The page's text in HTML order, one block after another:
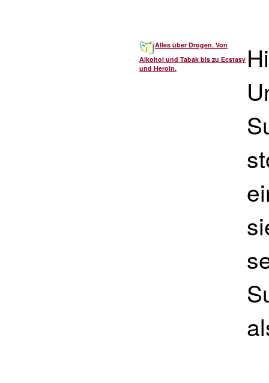
Alles über Drogen. Von
Alkohol und Tabak bis zu Ecstasy
und Heroin.